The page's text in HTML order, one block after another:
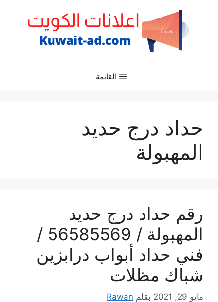
القائمة
حداد درج حديد
المهبولة
رقم حداد درج حديد
المهبولة / 56585569 /
فني حداد أبواب درابزين
شباك مظلات
مايو 29, 2021 بقلم Rawan